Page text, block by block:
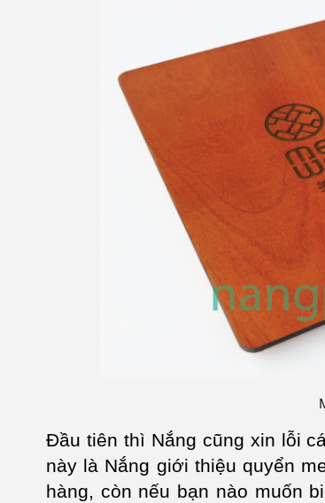
Đầu tiên thì Nắng cũng xin lỗi
này là Nắng giới thiệu quyển
hàng, còn nếu bạn nào muốn